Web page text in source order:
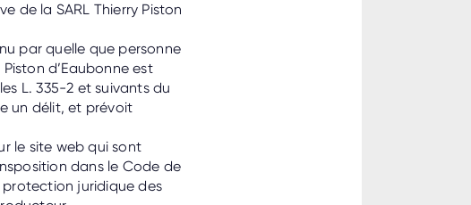
de la SARL Thierry Piston
par quelle que personne
d’Eaubonne est
L. 335-2 et suivants du
un délit, et prévoit
le site web qui sont
dans le Code de
protection juridique des